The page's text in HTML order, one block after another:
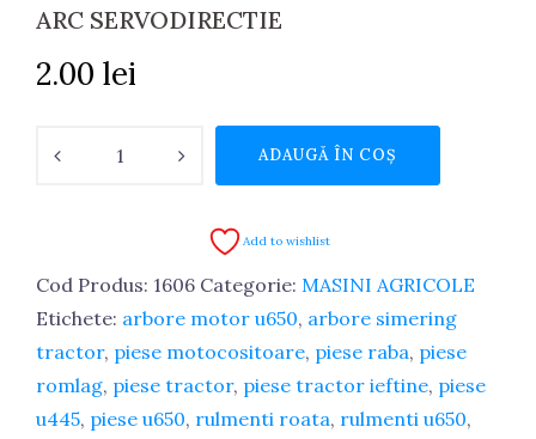
ARC SERVODIRECTIE
2.00 lei
ADAUGĂ ÎN COȘ
Add to wishlist
Cod Produs: 1606 Categorie: MASINI AGRICOLE
Etichete: arbore motor u650, arbore simering
tractor, piese motocositoare, piese raba, piese
romlag, piese tractor, piese tractor ieftine, piese
u445, piese u650, rulmenti roata, rulmenti u650,